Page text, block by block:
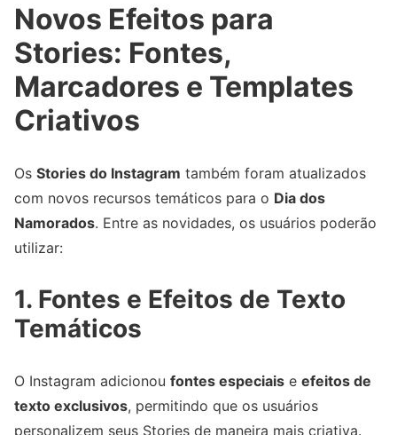
Novos Efeitos para
Stories: Fontes,
Marcadores e Templates
Criativos
Os Stories do Instagram também foram atualizados
com novos recursos temáticos para o Dia dos
Namorados. Entre as novidades, os usuários poderão
utilizar:
1. Fontes e Efeitos de Texto
Temáticos
O Instagram adicionou fontes especiais e efeitos de
texto exclusivos, permitindo que os usuários
personalizem seus Stories de maneira mais criativa.